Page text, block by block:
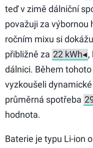
teď v zimě dálniční
považuji za výbornou
ročním mixu si
přibližně za
,
dálnici. Během
vyzkoušeli
průměrná spotřeba
hodnota.
Baterie je typu Li-ion